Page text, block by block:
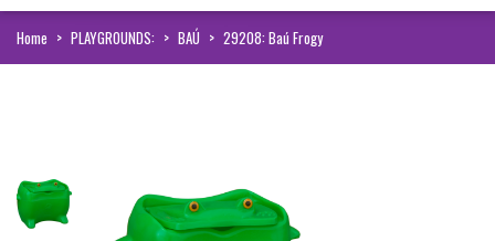
Home > PLAYGROUNDS: > BAÚ > 29208: Baú Frogy